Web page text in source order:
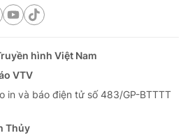
hình Việt Nam
VTV
in và báo điện tử số 483/GP-BTTTT
Thủy